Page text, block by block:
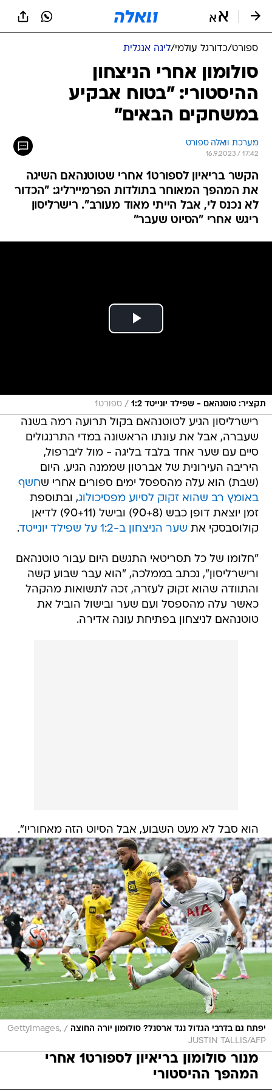
ספורט/כדורגל עולמי/ליגה אנגלית
סולומון אחרי הניצחון
ההיסטורי: "בטוח אבקיע
במשחקים הבאים"
מערכת וואלה ספורט
16.9.2023 / 17:42
הקשר בריאיון לספורט1 אחרי שטוטנהאם השיגה
את המהפך המאוחר בתולדות הפרמיירליג: "הכדור
לא נכנס לי, אבל הייתי מאוד מעורב". רישרליסון
ריגש אחרי "הסיוט שעבר"
תקציר: טוטנהאם - שפילד יונייטד 1:2 / ספורט1
רישרליסון הגיע לטוטנהאם בקול תרועה רמה בשנה
שעברה, אבל את עונתו הראשונה במדי התרנגולים
סיים עם שער אחד בלבד בליגה - מול ליברפול,
היריבה העירונית של אברטון שממנה הגיע. היום
(שבת) הוא עלה מהספסל ימים ספורים אחרי שחשף
באומץ רב שהוא זקוק לסיוע מפסיכולוג, ובתוספת
זמן יוצאת דופן כבש (90+8) ובישל (90+11) לדיאן
קולוסבסקי את שער הניצחון ב-1:2 על שפילד יונייטד .
"חלומו של כל תסריטאי התגשם היום עבור טוטנהאם
ורישרליסון", נכתב בממלכה, "הוא עבר שבוע קשה
והתוודה שהוא זקוק לעזרה, זכה לתשואות מהקהל
כאשר עלה מהספסל ועם שער ובישול הוביל את
טוטנהאם לניצחון בפתיחת עונה אדירה.
הוא סבל לא מעט השבוע, אבל הסיוט הזה מאחוריו".
יפתח גם בדרבי הגדול נגד ארסנל? סולומון יורה החוצה /
GettyImages,
JUSTIN TALLIS/AFP
מנור סולומון בריאיון לספורט1 אחרי
המהפך ההיסטורי